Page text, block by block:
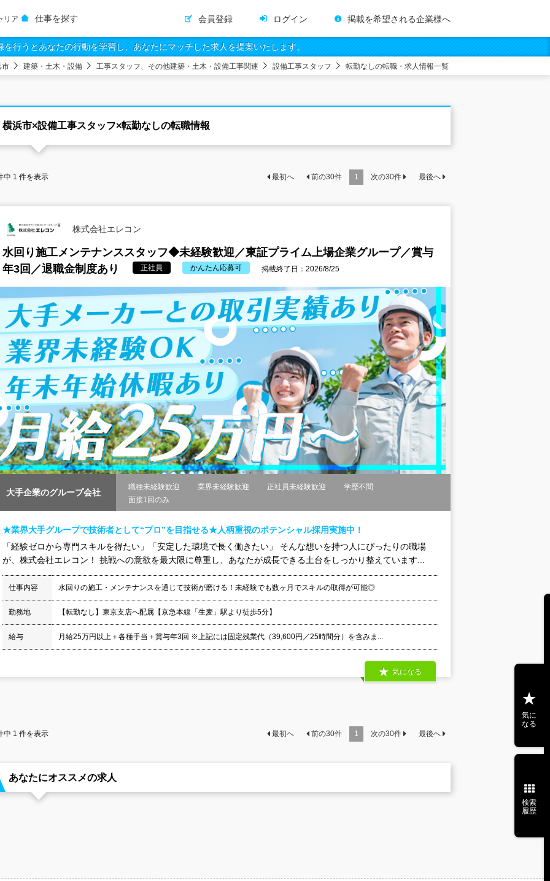
リア 仕事を探す 会員登録 ログイン 掲載を希望される企業様へ
を行うとあなたの行動を学習し、あなたにマッチした求人を提案いたします。
市 建築・土木・設備 工事スタッフ、その他建築・土木・設備工事関連 設備工事スタッフ 転勤なしの転職・求人情報一覧
横浜市×設備工事スタッフ×転勤なしの転職情報
中 1 件を表示 最初へ 前の30件 1 次の30件 最後へ
株式会社エレコン
水回り施工メンテナンススタッフ◆未経験歓迎／東証プライム上場企業グループ／賞与
年3回／退職金制度あり
正社員 かんたん応募可 掲載終了日：2026/8/25
大手企業のグループ会社
職種未経験歓迎 業界未経験歓迎 正社員未経験歓迎
学歴不問
面接1回のみ
★業界大手グループで技術者として“プロ”を目指せる★人柄重視のポテンシャル採用実施中！
「経験ゼロから専門スキルを得たい」「安定した環境で長く働きたい」 そんな想いを持つ人にぴったりの職場
が、株式会社エレコン！ 挑戦への意欲を最大限に尊重し、あなたが成長できる土台をしっかり整えています...
仕事内容 水回りの施工・メンテナンスを通じて技術が磨ける！未経験でも数ヶ月でスキルの取得が可能◎
勤務地 【転勤なし】東京支店へ配属【京急本線「生麦」駅より徒歩5分】
給与 月給25万円以上＋各種手当＋賞与年3回 ※上記には固定残業代（39,600円／25時間分）を含みま...
気になる
中 1 件を表示 最初へ 前の30件 1 次の30件 最後へ
あなたにオススメの求人
気に
なる
検索
履歴